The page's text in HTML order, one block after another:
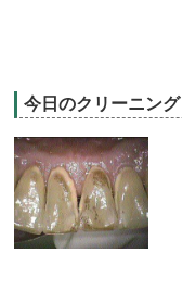
今日のクリーニング